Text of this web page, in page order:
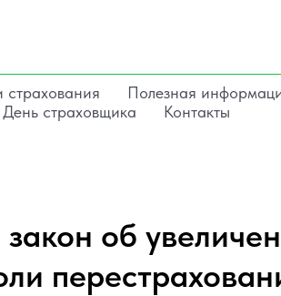
страхования Полезная
День страховщика
Контакты
об